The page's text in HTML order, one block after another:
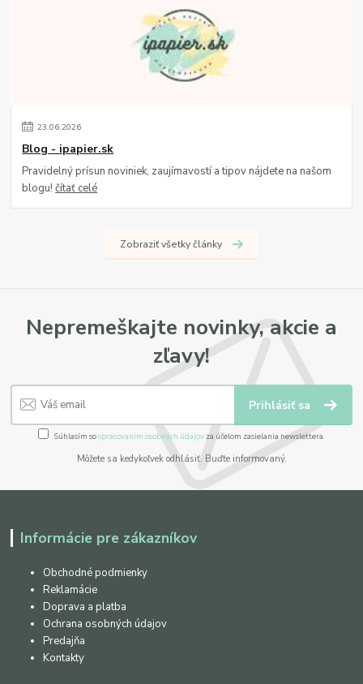
23.06.2026
Blog - ipapier.sk
Pravidelný prísun noviniek, zaujímavostí a tipov nájdete na našom
blogu!čítať celé
Zobraziť všetky články
Nepremeškajte novinky, akcie a
zľavy!
Prihlásiť sa
Súhlasím sospracovaním osobných údajov za účelom zasielania newslettera.
Môžete sa kedykoľvek odhlásiť. Buďte informovaný.
Informácie pre zákazníkov
Obchodné podmienky
Reklamácie
Doprava a platba
Ochrana osobných údajov
Predajňa
Kontakty